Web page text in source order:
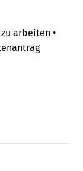
arbeiten •